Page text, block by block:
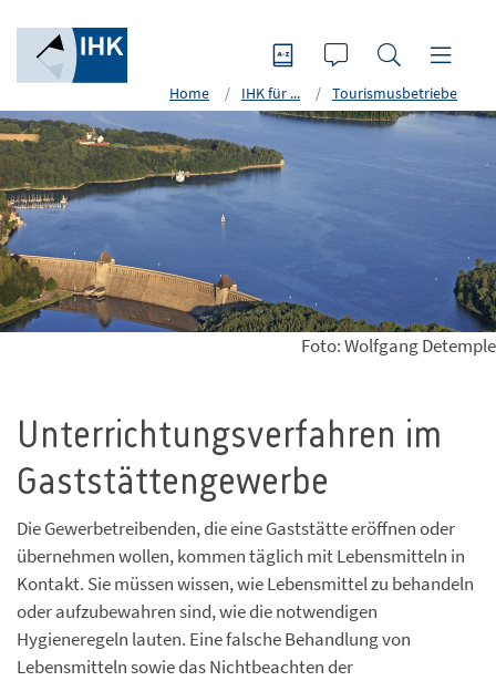
Home IHK für ... Tourismusbetriebe
Foto: Wolfgang Detemple
Unterrichtungsverfahren im
Gaststättengewerbe
Die Gewerbetreibenden, die eine Gaststätte eröffnen oder
übernehmen wollen, kommen täglich mit Lebensmitteln in
Kontakt. Sie müssen wissen, wie Lebensmittel zu behandeln
oder aufzubewahren sind, wie die notwendigen
Hygieneregeln lauten. Eine falsche Behandlung von
Lebensmitteln sowie das Nichtbeachten der